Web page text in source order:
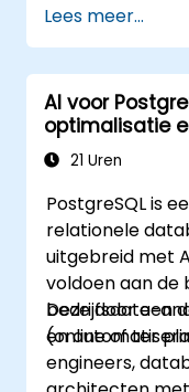
Lees meer...
AI voor
optimalisatie
enterprise-
21 Uren
PostgreSQL is
relationele
uitgebreid met
voldoen aan de
bedrijfsdata-
en
Deze door een
(online of ter
engineers,